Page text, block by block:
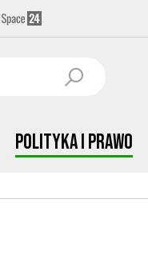
Polityka i prawo